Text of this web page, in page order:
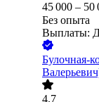
45 000 – 50
Без опыта
Выплаты:
Булочная-
4.7